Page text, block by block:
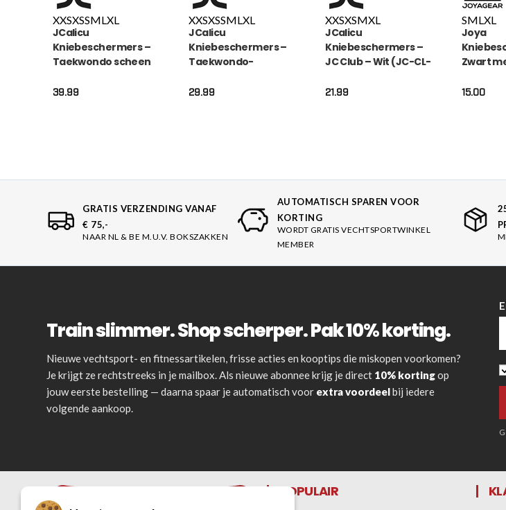
XXSXSSMLXL
JCalicu
Kniebeschermers –
Taekwondo scheen
Wit (JC-1008)
39.99
XXSXSSMLXL
JCalicu
Kniebeschermers –
Taekwondo-
– Wit (JC-1007)
29.99
XXSXSMXL
JCalicu
Kniebeschermers –
JC Club – Wit (JC-CL-
21.99
SMLXL
Joya
Zwart
15.00
GRATIS VERZENDING VANAF
€ 75,-
NAAR NL & BE M.U.V. BOKSZAKKEN
AUTOMATISCH SPAREN VOOR
KORTING
WORDT GRATIS VECHTSPORTWINKEL
MEMBER
Train slimmer. Shop scherper. Pak 10% korting.
Nieuwe vechtsport- en fitnessartikelen, frisse acties en kooptips die miskopen voorkomen?
Je krijgt ze rechtstreeks in je mailbox. Als nieuwe abonnee krijg je direct 10% kortingop
jouw eerste bestelling — daarna spaar je automatisch voor extra voordeelbij iedere
volgende aankoop.
POPULAIR